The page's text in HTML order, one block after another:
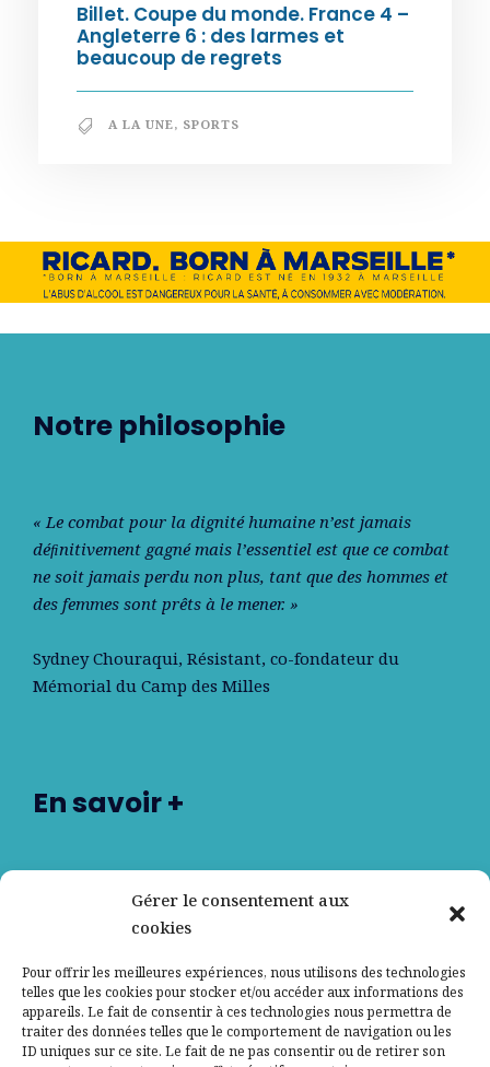
Gérer le consentement aux
cookies
Pour offrir les meilleures expériences, nous utilisons des technologies
telles que les cookies pour stocker et/ou accéder aux informations des
appareils. Le fait de consentir à ces technologies nous permettra de
traiter des données telles que le comportement de navigation ou les
ID uniques sur ce site. Le fait de ne pas consentir ou de retirer son
Billet. Coupe du monde. France 4 –
Angleterre 6 : des larmes et
beaucoup de regrets
A LA UNE, SPORTS
Notre philosophie
« Le combat pour la dignité humaine n’est jamais
déﬁnitivement gagné mais l’essentiel est que ce combat
ne soit jamais perdu non plus, tant que des hommes et
des femmes sont prêts à le mener. »
Sydney Chouraqui, Résistant, co-fondateur du
Mémorial du Camp des Milles
En savoir +
Nos partenaires
Contactez-nous